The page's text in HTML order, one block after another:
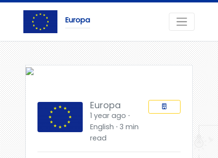
Europa
Europa
1 year ago ⋅
English ⋅ 3 min
read